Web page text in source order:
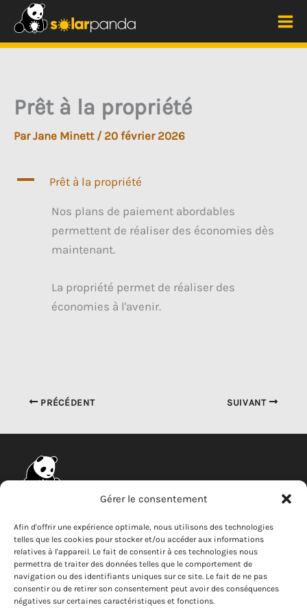
Gérer le consentement
Afin d'offrir une expérience optimale, nous utilisons des technologies
telles que les cookies pour stocker et/ou accéder aux informations
relatives à l'appareil. Le fait de consentir à ces technologies nous
permettra de traiter des données telles que le comportement de
navigation ou des identifiants uniques sur ce site. Le fait de ne pas
consentir ou de retirer son consentement peut avoir des conséquences
négatives sur certaines caractéristiques et fonctions.
Aller
contenu
Prêt à la propriété
ParJane Minett / 20 février 2026
A Prêt à la propriété
Nos plans de paiement abordables
permettent de réaliser des économies dès
maintenant.
La propriété permet de réaliser des
économies à l'avenir.
PRÉCÉDENT SUIVANT
Entreprise
Actualités
Carrières
Lanceur d'alerte
Nous contacter